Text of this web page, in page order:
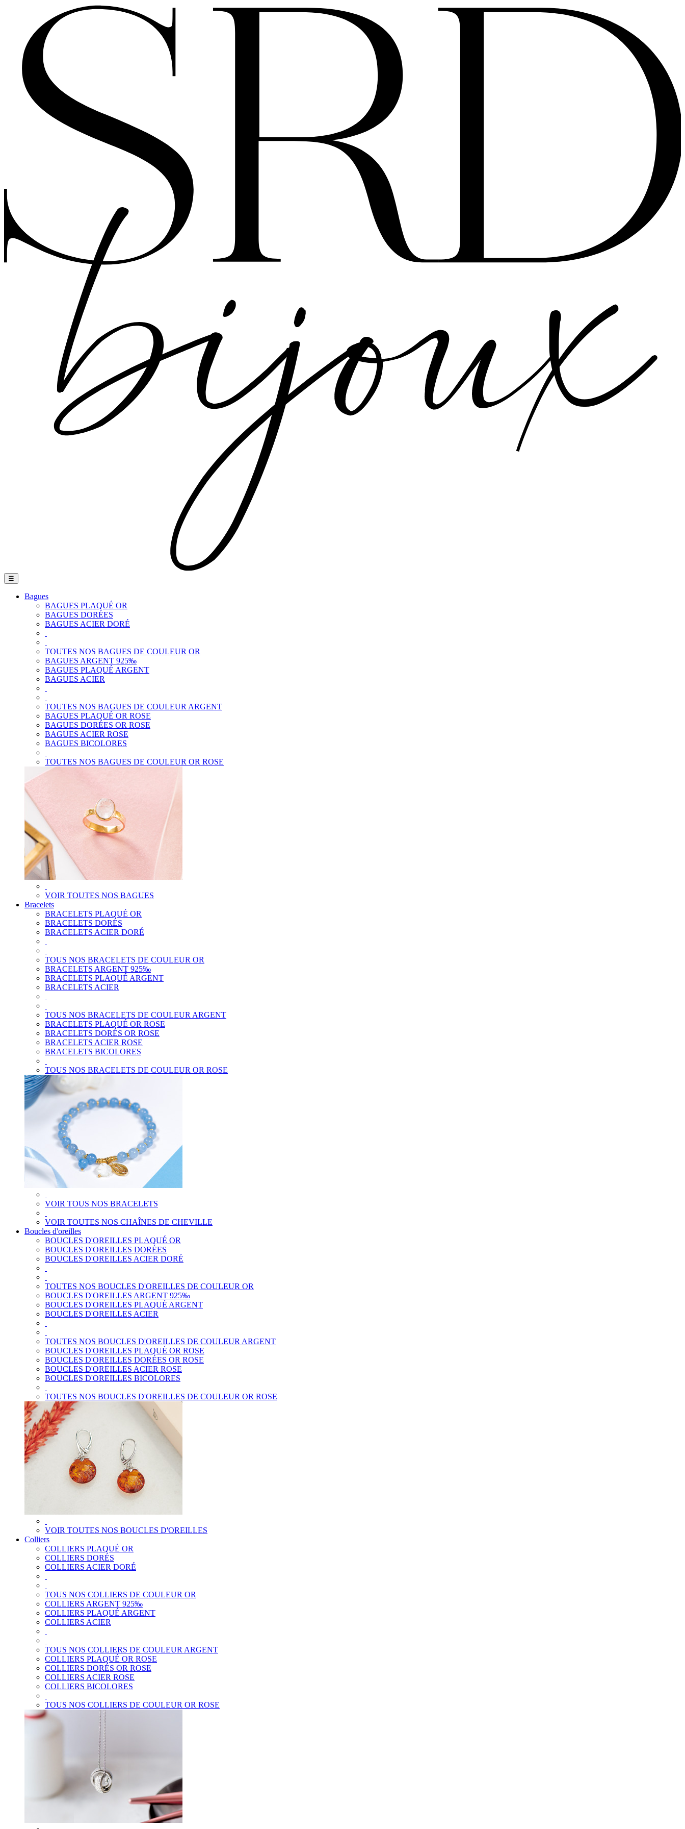
Basculer
la
navigation
☰
Bagues
BAGUES PLAQUÉ OR
BAGUES DORÉES
BAGUES ACIER DORÉ
TOUTES NOS BAGUES DE COULEUR OR
BAGUES ARGENT 925‰
BAGUES PLAQUÉ ARGENT
BAGUES ACIER
TOUTES NOS BAGUES DE COULEUR ARGENT
BAGUES PLAQUÉ OR ROSE
BAGUES DORÉES OR ROSE
BAGUES ACIER ROSE
BAGUES BICOLORES
TOUTES NOS BAGUES DE COULEUR OR ROSE
VOIR TOUTES NOS BAGUES
Bracelets
BRACELETS PLAQUÉ OR
BRACELETS DORÉS
BRACELETS ACIER DORÉ
TOUS NOS BRACELETS DE COULEUR OR
BRACELETS ARGENT 925‰
BRACELETS PLAQUÉ ARGENT
BRACELETS ACIER
TOUS NOS BRACELETS DE COULEUR ARGENT
BRACELETS PLAQUÉ OR ROSE
BRACELETS DORÉS OR ROSE
BRACELETS ACIER ROSE
BRACELETS BICOLORES
TOUS NOS BRACELETS DE COULEUR OR ROSE
VOIR TOUS NOS BRACELETS
VOIR TOUTES NOS CHAÎNES DE CHEVILLE
Boucles d'oreilles
BOUCLES D'OREILLES PLAQUÉ OR
BOUCLES D'OREILLES DORÉES
BOUCLES D'OREILLES ACIER DORÉ
TOUTES NOS BOUCLES D'OREILLES DE COULEUR OR
BOUCLES D'OREILLES ARGENT 925‰
BOUCLES D'OREILLES PLAQUÉ ARGENT
BOUCLES D'OREILLES ACIER
TOUTES NOS BOUCLES D'OREILLES DE COULEUR ARGENT
BOUCLES D'OREILLES PLAQUÉ OR ROSE
BOUCLES D'OREILLES DORÉES OR ROSE
BOUCLES D'OREILLES ACIER ROSE
BOUCLES D'OREILLES BICOLORES
TOUTES NOS BOUCLES D'OREILLES DE COULEUR OR ROSE
VOIR TOUTES NOS BOUCLES D'OREILLES
Colliers
COLLIERS PLAQUÉ OR
COLLIERS DORÉS
COLLIERS ACIER DORÉ
TOUS NOS COLLIERS DE COULEUR OR
COLLIERS ARGENT 925‰
COLLIERS PLAQUÉ ARGENT
COLLIERS ACIER
TOUS NOS COLLIERS DE COULEUR ARGENT
COLLIERS PLAQUÉ OR ROSE
COLLIERS DORÉS OR ROSE
COLLIERS ACIER ROSE
COLLIERS BICOLORES
TOUS NOS COLLIERS DE COULEUR OR ROSE